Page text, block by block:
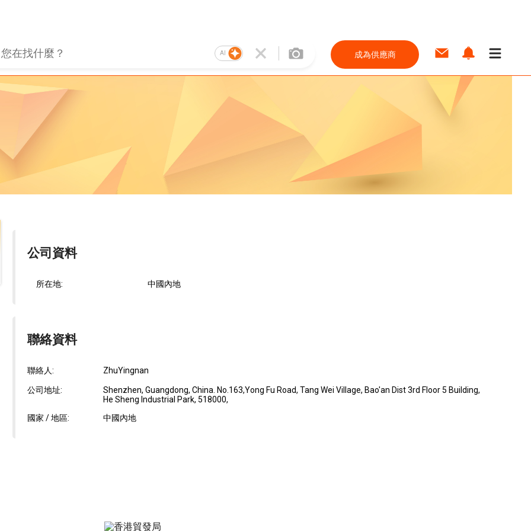
AI 成為供應商
公司資料
所在地: 中國內地
聯絡資料
聯絡人: ZhuYingnan
公司地址:
Shenzhen, Guangdong, China. No.163,Yong Fu Road, Tang Wei Village, Bao'an Dist 3rd Floor 5 Building,
He Sheng Industrial Park, 518000,
國家 / 地區:
中國內地